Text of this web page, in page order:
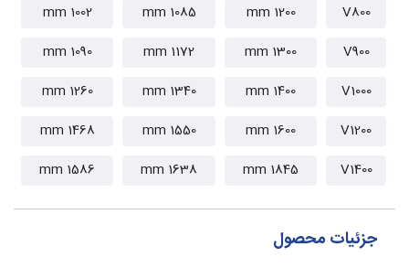
V800
1200 mm
1085 mm
1002 mm
V900
1300 mm
1172 mm
1090 mm
V1000
1400 mm
1340 mm
1260 mm
V1200
1600 mm
1550 mm
1468 mm
V1400
1845 mm
1638 mm
1586 mm
جزئیات محصول